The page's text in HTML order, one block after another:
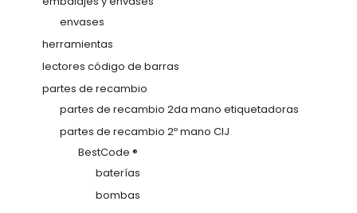
envases
herramientas
lectores código de barras
partes de recambio
partes de recambio 2da mano etiquetadoras
partes de recambio 2º mano CIJ
BestCode ®
baterías
bombas